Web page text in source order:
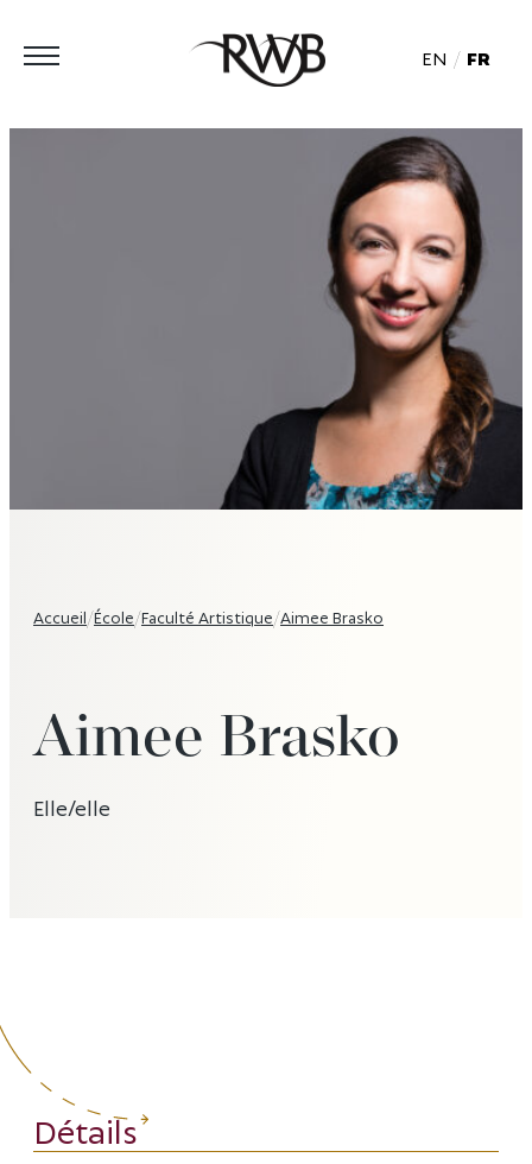
EN FR
Aimee Brasko
Elle/elle
Accueil/École/Faculté Artistique/Aimee Brasko
Détails